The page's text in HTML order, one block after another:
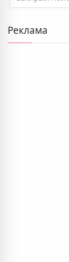
Реклама